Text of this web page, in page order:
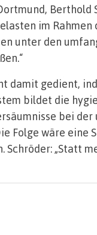
im Rahmen
unter den
damit gedient,
bildet die
bei
Folge wäre eine
„Statt